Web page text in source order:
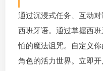
通过沉浸式任务、互动
西班牙语。通过掌握西
怕的魔法诅咒。自定义
角色的活力世界。立即